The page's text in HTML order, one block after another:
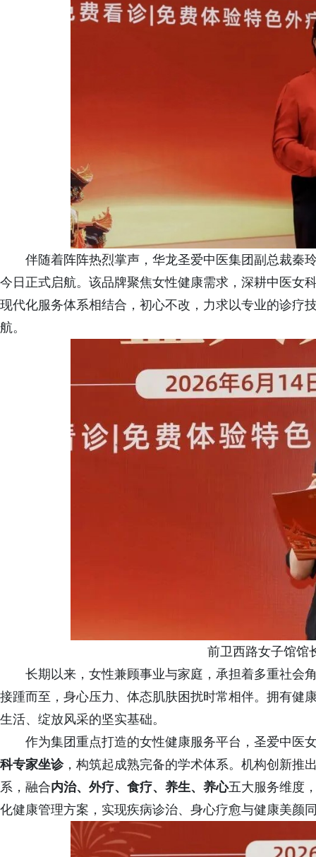
伴随着阵阵热烈掌声，华龙圣爱中医集团副总裁秦
今日正式启航。该品牌聚焦女性健康需求，深耕中医女
现代化服务体系相结合，初心不改，力求以专业的诊疗
航。
前卫西路女子馆馆
长期以来，女性兼顾事业与家庭，承担着多重社会
接踵而至，身心压力、体态肌肤困扰时常相伴。拥有健
生活、绽放风采的坚实基础。
作为集团重点打造的女性健康服务平台，圣爱中医
科专家坐诊，构筑起成熟完备的学术体系。机构创新推
系，融合内治、外疗、食疗、养生、养心五大服务维度
化健康管理方案，实现疾病诊治、身心疗愈与健康美颜